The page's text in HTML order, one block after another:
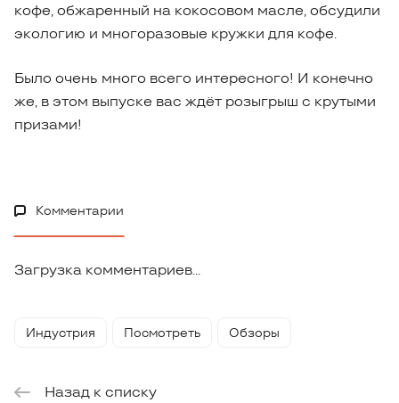
кофе, обжаренный на кокосовом масле, обсудили
экологию и многоразовые кружки для кофе.
Было очень много всего интересного! И конечно
же, в этом выпуске вас ждёт розыгрыш с крутыми
призами!
Комментарии
Загрузка комментариев...
Индустрия Посмотреть Обзоры
Назад к списку